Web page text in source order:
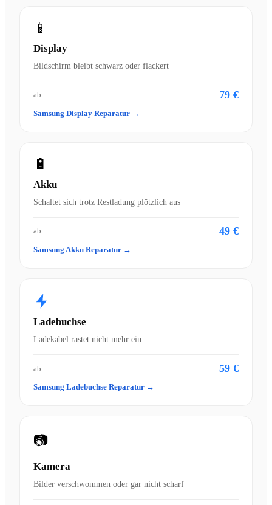
📱
Display
Bildschirm bleibt schwarz oder flackert
ab 79 €
Samsung Display Reparatur →
🔋
Akku
Schaltet sich trotz Restladung plötzlich aus
ab 49 €
Samsung Akku Reparatur →
Ladebuchse
Ladekabel rastet nicht mehr ein
ab 59 €
Samsung Ladebuchse Reparatur →
📷
Kamera
Bilder verschwommen oder gar nicht scharf